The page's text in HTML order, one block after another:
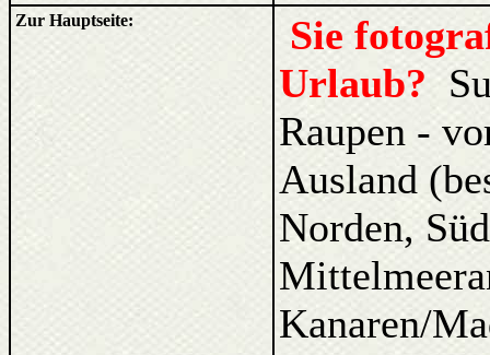
Zur Hauptseite:
Sie
Urlaub?
Raupen -
Ausland
Norden,
Kanaren/